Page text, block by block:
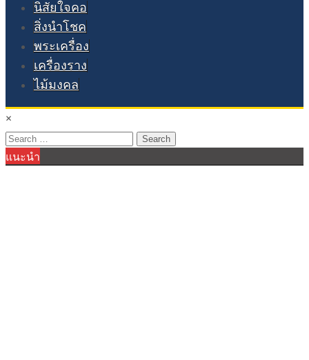
นิสัยใจคอ
สิ่งนำโชค
พระเครื่อง
เครื่องราง
ไม้มงคล
×
Search
for:
แนะนำ